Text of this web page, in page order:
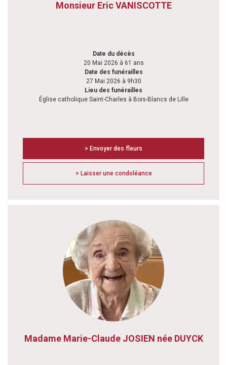
Monsieur Eric VANISCOTTE
Date du décès
20 Mai 2026 à 61 ans
Date des funérailles
27 Mai 2026 à 9h30
Lieu des funérailles
Église catholique Saint-Charles à Bois-Blancs de Lille
> Envoyer des fleurs
> Laisser une condoléance
Madame Marie-Claude JOSIEN née DUYCK